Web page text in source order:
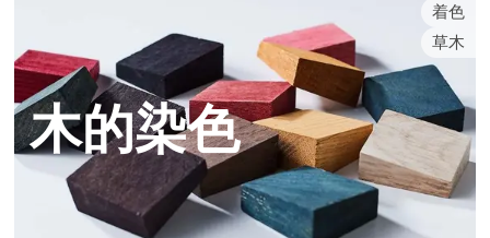
着色
草木
木的染色